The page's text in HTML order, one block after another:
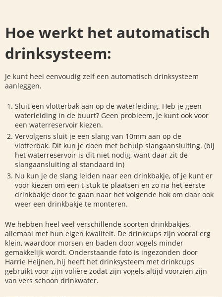
Hoe werkt het automatisch
drinksysteem:
Je kunt heel eenvoudig zelf een automatisch drinksysteem
aanleggen.
Sluit een vlotterbak aan op de waterleiding. Heb je geen
waterleiding in de buurt? Geen probleem, je kunt ook voor
een waterreservoir kiezen.
Vervolgens sluit je een slang van 10mm aan op de
vlotterbak. Dit kun je doen met behulp slangaansluiting. (bij
het waterreservoir is dit niet nodig, want daar zit de
slangaansluiting al standaard in)
Nu kun je de slang leiden naar een drinkbakje, of je kunt er
voor kiezen om een t-stuk te plaatsen en zo na het eerste
drinkbakje door te gaan naar het volgende hok om daar ook
weer een drinkbakje te monteren.
We hebben heel veel verschillende soorten drinkbakjes,
allemaal met hun eigen kwaliteit. De drinkcups zijn vooral erg
klein, waardoor morsen en baden door vogels minder
gemakkelijk wordt. Onderstaande foto is ingezonden door
Harrie Heijnen, hij heeft het drinksysteem met drinkcups
gebruikt voor zijn volière zodat zijn vogels altijd voorzien zijn
van vers schoon drinkwater.